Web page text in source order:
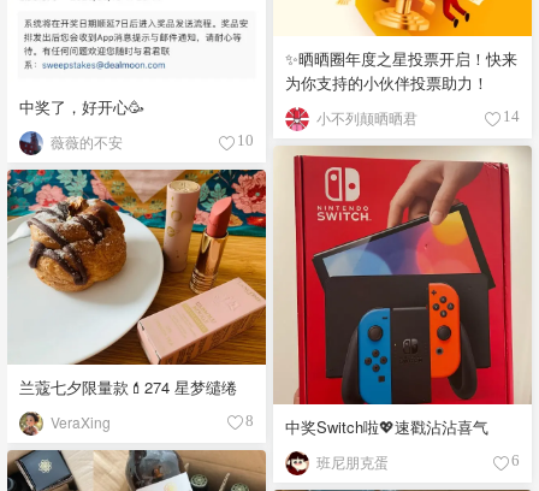
中奖了，好开心🥳
薇薇的不安 10
✨晒晒圈年度之星投票开启！快来
为你支持的小伙伴投票助力！
小不列颠晒晒君 14
中奖Switch啦💖速戳沾沾喜气
班尼朋克蛋 6
兰蔻七夕限量款💄274 星梦缱绻
VeraXing 8